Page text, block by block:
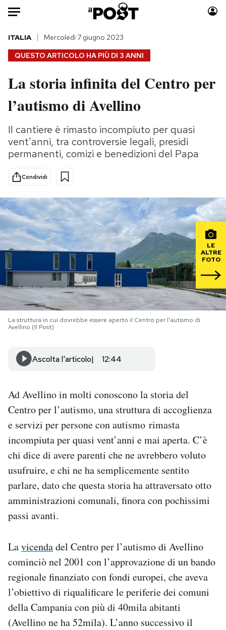
Auto
HOME
Italia
Politica
Tecnologia
Internet
Scienza
Cultura
Economia
Sport
Moda
Consumismi
Storie/Idee
Ok Boomer!
Media
Mondiali calcio 2026
PODCAST
NEWSLETTER
I MIEI PREFERITI
AREA PERSONALE
Area Personale
Newsletter
Notifiche mobile
Regala il Post
Hai bisogno di aiuto?
Esci
QUESTO ARTICOLO HA PIÙ DI 3 ANNI
ITALIA Mercoledì 7 giugno 2023
La storia infinita del Centro per
l’autismo di Avellino
Il cantiere è rimasto incompiuto per quasi
vent'anni, tra controversie legali, presidi
permanenti, comizi e benedizioni del Papa
Condividi
LE
ALTRE
FOTO
La struttura in cui dovrebbe essere aperto il Centro per l'autismo di
Avellino (Il Post)
Ascolta l'articolo 12:44
Ad Avellino in molti conoscono la storia del
Centro per l’autismo, una struttura di accoglienza
e servizi per persone con autismo rimasta
incompiuta per quasi vent’anni e mai aperta. C’è
chi dice di avere parenti che ne avrebbero voluto
usufruire, e chi ne ha semplicemente sentito
parlare, dato che questa storia ha attraversato otto
amministrazioni comunali, finora con pochissimi
passi avanti.
Lavicendadel Centro per l’autismo di Avellino
cominciò nel 2001 con l’approvazione di un bando
regionale finanziato con fondi europei, che aveva
l’obiettivo di riqualificare le periferie dei comuni
della Campania con più di 40mila abitanti
(Avellino ne ha 52mila). L’anno successivo il